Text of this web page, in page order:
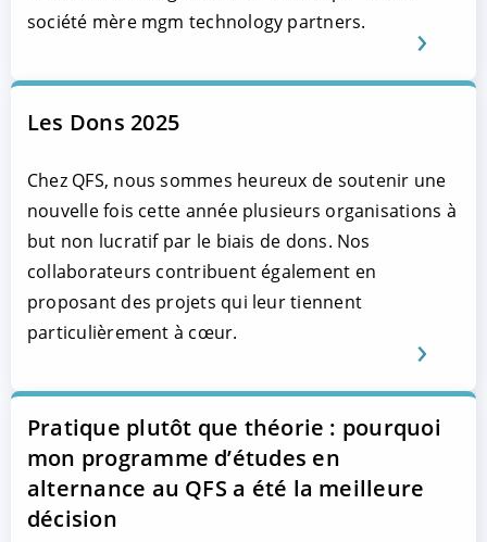
société mère mgm technology partners.
Les Dons 2025
Chez QFS, nous sommes heureux de soutenir une
nouvelle fois cette année plusieurs organisations à
but non lucratif par le biais de dons. Nos
collaborateurs contribuent également en
proposant des projets qui leur tiennent
particulièrement à cœur.
Pratique plutôt que théorie : pourquoi
mon programme d’études en
alternance au QFS a été la meilleure
décision